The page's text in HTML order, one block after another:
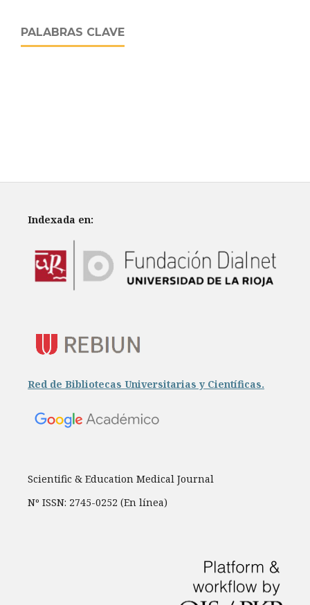
PALABRAS CLAVE
Indexada en:
Red de Bibliotecas Universitarias y Científicas.
Scientific & Education Medical Journal
Nº ISSN: 2745-0252 (En línea)